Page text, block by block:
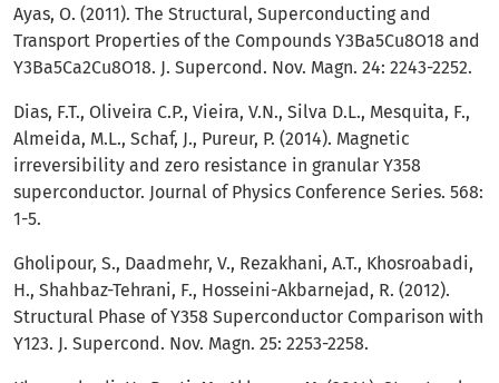
Ayas, O. (2011). The Structural, Superconducting and
Transport Properties of the Compounds Y3Ba5Cu8O18 and
Y3Ba5Ca2Cu8O18. J. Supercond. Nov. Magn. 24: 2243-2252.
Dias, F.T., Oliveira C.P., Vieira, V.N., Silva D.L., Mesquita, F.,
Almeida, M.L., Schaf, J., Pureur, P. (2014). Magnetic
irreversibility and zero resistance in granular Y358
superconductor. Journal of Physics Conference Series. 568:
1-5.
Gholipour, S., Daadmehr, V., Rezakhani, A.T., Khosroabadi,
H., Shahbaz-Tehrani, F., Hosseini-Akbarnejad, R. (2012).
Structural Phase of Y358 Superconductor Comparison with
Y123. J. Supercond. Nov. Magn. 25: 2253-2258.